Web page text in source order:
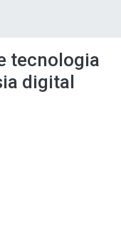
tecnologia
digital